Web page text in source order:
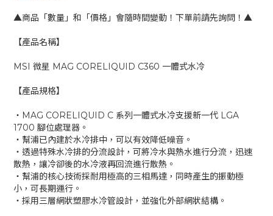
▲商品「數量」和「價格」會隨時間變動！下單前請先詢問！▲
【產品名稱】
MSI 微星 MAG CORELIQUID C360 一體式水冷
【產品規格】
‧MAG CORELIQUID C 系列一體式水冷支援新一代 LGA
1700 腳位處理器。
‧幫浦已內建於水冷排中，可以有效降低噪音。
‧透過特殊水冷排的分流設計，可將冷水與熱水進行分流，迅速
散熱，讓冷卻後的水冷液再回流進行散熱。
‧幫浦的核心技術採耐用極高的三相馬達，同時產生的振動極
小，可長期運行。
‧採用三層網狀塑膠水冷管設計，並強化外部網狀結構。